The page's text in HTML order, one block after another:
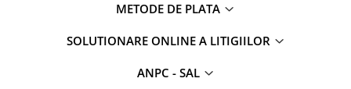
METODE DE PLATA
SOLUTIONARE ONLINE A LITIGIILOR
ANPC - SAL